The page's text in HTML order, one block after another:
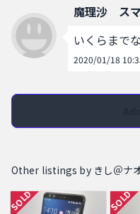
魔理沙 ス
いくらまで
2020/01/18
Other listings by きし＠ナ
SOLD SOLD